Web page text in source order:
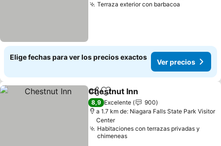
Terraza exterior con barbacoa
Elige fechas para ver los precios exactos
Ver precios
CompartirAgregar a favoritos
Chestnut Inn
8,9 Excelente
900
a 1.7 km de: Niagara Falls State Park Visitor
Center
Habitaciones con terrazas privadas y
chimeneas